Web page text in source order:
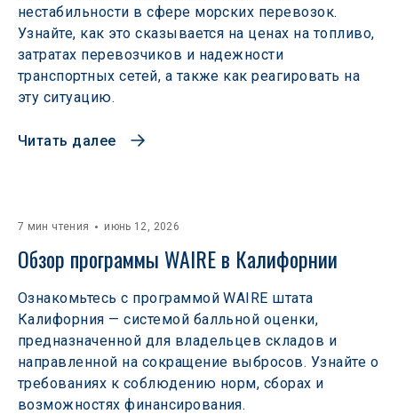
нестабильности в сфере морских перевозок.
Узнайте, как это сказывается на ценах на топливо,
затратах перевозчиков и надежности
транспортных сетей, а также как реагировать на
эту ситуацию.
Читать далее
7 мин чтения июнь 12, 2026
Обзор программы WAIRE в Калифорнии
Ознакомьтесь с программой WAIRE штата
Калифорния — системой балльной оценки,
предназначенной для владельцев складов и
направленной на сокращение выбросов. Узнайте о
требованиях к соблюдению норм, сборах и
возможностях финансирования.